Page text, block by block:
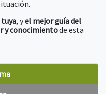
, yel mejor guía del
y conocimientode esta